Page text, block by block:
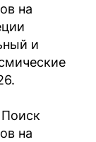
на
и
на